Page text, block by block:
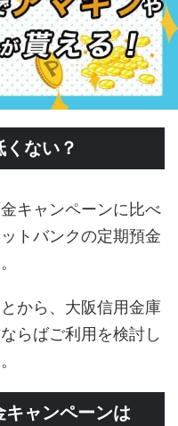
ない？
キャンペーンに比べ
トバンクの定期預金
から、大阪信用金庫
らばご利用を検討し
キャンペーンは